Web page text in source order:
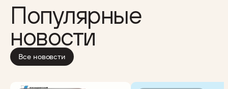
Популярные
новости
Все нововсти